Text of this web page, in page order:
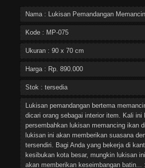
Nama : Lukisan Pemandangan
Kode : MP-075
Ukuran : 90 x 70 cm
Harga : Rp 890.000
Stok : tersedia
Lukisan pemandangan bertema
dicari orang sebagai interior item. Kali ini
persembahkan lukisan memancing ikan
lukisan ini akan memberikan suasana
tersendiri. Bagi Anda yang bekerja di
kesibukan kota besar, mungkin lukisan
akan memberikan keseimbangan batin...